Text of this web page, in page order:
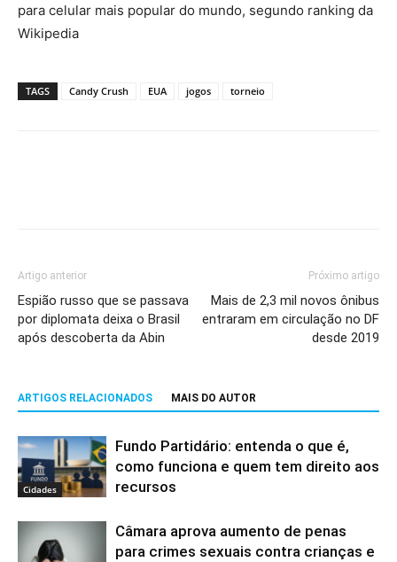
para celular mais popular do mundo, segundo ranking da
Wikipedia
TAGS Candy Crush EUA jogos torneio
Artigo anterior
Espião russo que se passava
por diplomata deixa o Brasil
após descoberta da Abin
Próximo artigo
Mais de 2,3 mil novos ônibus
entraram em circulação no DF
desde 2019
ARTIGOS RELACIONADOS MAIS DO AUTOR
Cidades
Fundo Partidário: entenda o que é,
como funciona e quem tem direito aos
recursos
Câmara aprova aumento de penas
para crimes sexuais contra crianças e